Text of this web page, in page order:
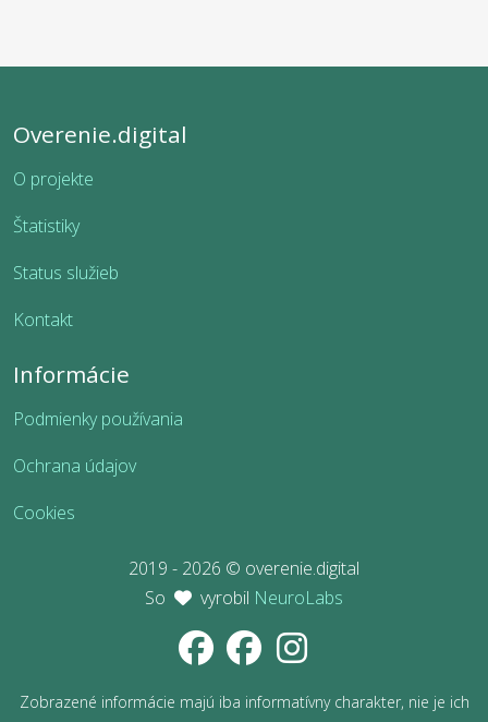
Overenie.digital
O projekte
Štatistiky
Status služieb
Kontakt
Informácie
Podmienky používania
Ochrana údajov
Cookies
2019 - 2026 © overenie.digital
So
vyrobil NeuroLabs
Zobrazené informácie majú iba informatívny charakter, nie je ich